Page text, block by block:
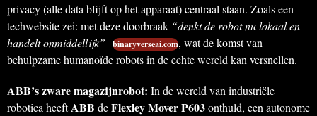
privacy (alle data blijft op het apparaat) centraal staan. Zoals een
techwebsite zei: met deze doorbraak “denkt de robot nu lokaal en
handelt onmiddellijk”
binaryverseai.com, wat de komst van
behulpzame humanoïde robots in de echte wereld kan versnellen.
ABB’s zware magazijnrobot: In de wereld van industriële
robotica heeftABB deFlexley Mover P603onthuld, een autonome